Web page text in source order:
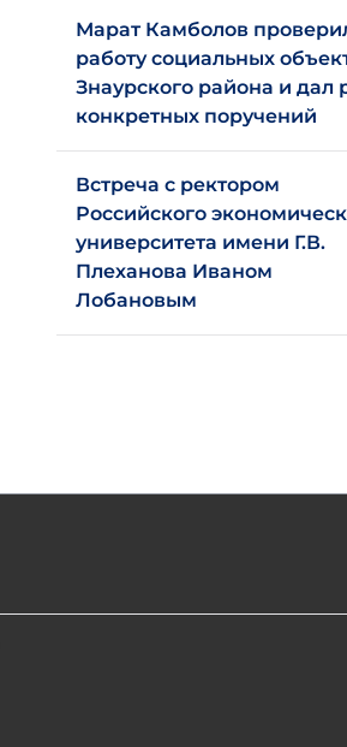
Марат Камболов
работу социальных
Знаурского района и дал
конкретных поручений
Встреча с ректором
Российского
университета имени Г.В.
Плеханова Иваном
Лобановым